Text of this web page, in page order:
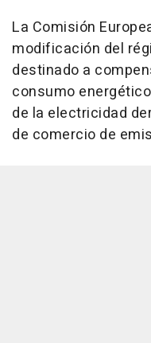
La Comisión
modificación del
destinado a
consumo
de la electricidad
de comercio de